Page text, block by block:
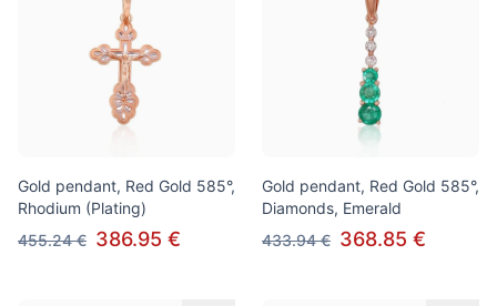
Gold pendant, Red Gold 585°,
Rhodium (Plating)
455.24 € 386.95 €
Gold pendant, Red Gold 585°,
Diamonds, Emerald
433.94 € 368.85 €